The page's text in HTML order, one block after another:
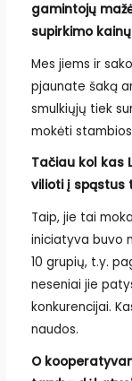
gamintojų
supirkimo
Mes jiems ir
pjaunate šaką
smulkiųjų tiek
mokėti
Tačiau kol kas
vilioti į spąstus
Taip, jie tai
iniciatyva buvo
10 grupių, t.y.
neseniai jie
konkurencijai.
naudos.
O